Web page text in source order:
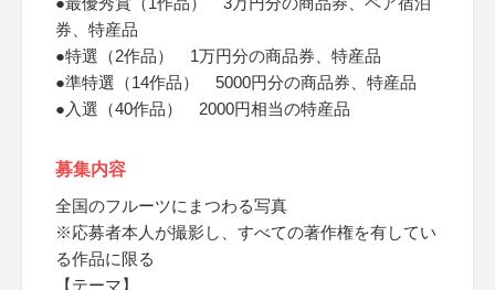
券、特産品
●特選（2作品） 1万円分の商品券、特産品
●準特選（14作品） 5000円分の商品券、特産品
●入選（40作品） 2000円相当の特産品
募集内容
全国のフルーツにまつわる写真
※応募者本人が撮影し、すべての著作権を有してい
る作品に限る
【テーマ】